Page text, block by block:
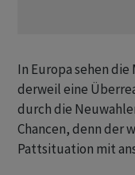
In Europa sehen
derweil eine
durch die
Chancen, denn der
Pattsituation mit